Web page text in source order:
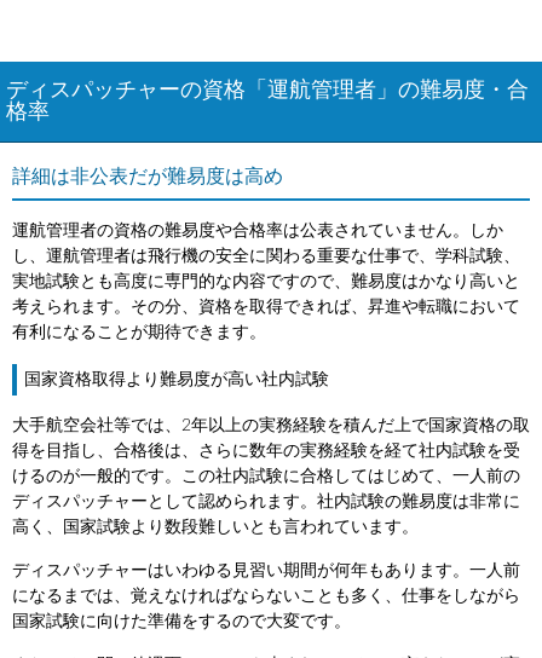
ディスパッチャーの資格「運航管理者」の難易度・合
格率
詳細は非公表だが難易度は高め
運航管理者の資格の難易度や合格率は公表されていません。しか
し、運航管理者は飛行機の安全に関わる重要な仕事で、学科試験、
実地試験とも高度に専門的な内容ですので、難易度はかなり高いと
考えられます。その分、資格を取得できれば、昇進や転職において
有利になることが期待できます。
国家資格取得より難易度が高い社内試験
大手航空会社等では、2年以上の実務経験を積んだ上で国家資格の取
得を目指し、合格後は、さらに数年の実務経験を経て社内試験を受
けるのが一般的です。この社内試験に合格してはじめて、一人前の
ディスパッチャーとして認められます。社内試験の難易度は非常に
高く、国家試験より数段難しいとも言われています。
ディスパッチャーはいわゆる見習い期間が何年もあります。一人前
になるまでは、覚えなければならないことも多く、仕事をしながら
国家試験に向けた準備をするので大変です。